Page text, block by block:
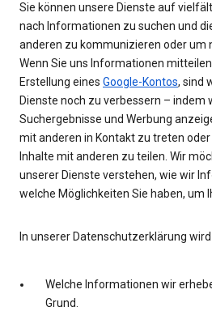
Sie können unsere Dienste auf
nach Informationen zu suchen und
anderen zu kommunizieren oder um
Wenn Sie uns Informationen
Erstellung eines Google-Kontos, sind
Dienste noch zu verbessern – indem
Suchergebnisse und Werbung
mit anderen in Kontakt zu treten
Inhalte mit anderen zu teilen. Wir
unserer Dienste verstehen, wie wir
welche Möglichkeiten Sie haben, um
In unserer Datenschutzerklärung
Welche Informationen wir
Grund.